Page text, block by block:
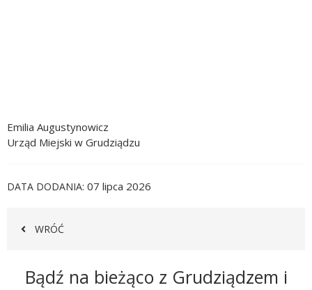
Emilia Augustynowicz
Urząd Miejski w Grudziądzu
DATA DODANIA 07 lipca 2026
WRÓĆ
Newsletter
Bądź na bieżąco z Grudziądzem i